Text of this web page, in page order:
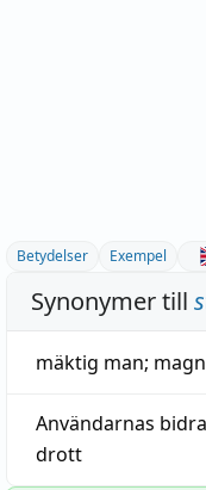
Betydelser Exempel
Synonymer till
mäktig man;
Användarnas
drott